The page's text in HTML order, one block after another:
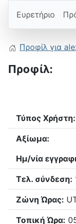
Ευρετήριο
Προφίλ για
Προφίλ:
Τύπος Χρήστη:
Αξίωμα:
Ημ/νία
Τελ. σύνδεση:
Ζώνη Ώρας:
Τοπική Ώρα: